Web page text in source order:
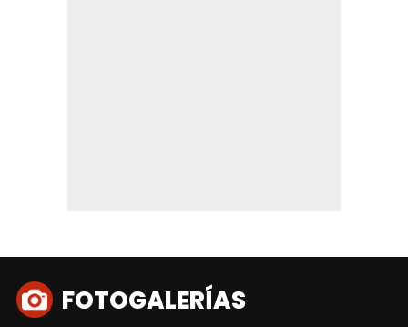
FOTOGALERÍAS